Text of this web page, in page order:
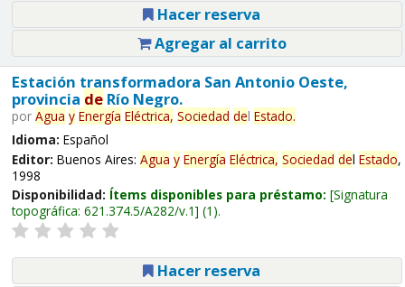
Hacer reserva
Agregar al carrito
Estación transformadora San Antonio Oeste,
provincia deRío Negro.
por Agua y Energía Eléctrica, Sociedad del Estado.
Idioma: Español
Editor: Buenos Aires: Agua y Energía Eléctrica, Sociedad del Estado,
1998
Disponibilidad: Ítems disponibles para préstamo: Signatura
topográfica: 621.374.5/A282/v.1 (1).
Hacer reserva